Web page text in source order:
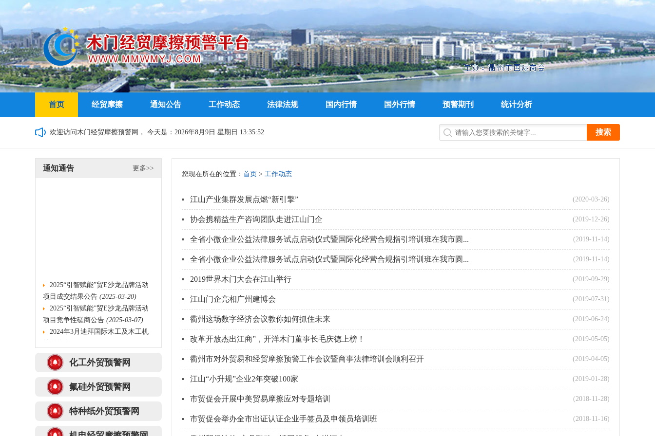
首页 经贸摩擦 通知公告 工作动态 法律法规 国内行情 国外行情 预警期刊 统计分析
欢迎访问木门经贸摩擦预警网， 今天是：2026年8月9日 星期日 13:35:52
更多>>
通知通告
2025“引智赋能”贸E沙龙品牌活动
项目成交结果公告
2025“引智赋能”贸E沙龙品牌活动
项目竞争性磋商公告
2024年3月迪拜国际木工及木工机
械展览会(DUBAI WOODSH...
2021年衢州市外贸产品海外推广采
14)
浙江衢州公信工程管理有限公司关
于2021年衢州市外贸产... (2021-12-
02)
关于组织开展浙江名品建材卫浴、
化工外贸预警网
氟硅外贸预警网
特种纸外贸预警网
您现在所在的位置： 首页 > 工作动态
江山产业集群发展点燃“新引擎” (2020-03-26)
协会携精益生产咨询团队走进江山门企 (2019-12-26)
全省小微企业公益法律服务试点启动仪式暨国际化经营合规指引培训班在我市圆... (2019-11-14)
全省小微企业公益法律服务试点启动仪式暨国际化经营合规指引培训班在我市圆... (2019-11-14)
2019世界木门大会在江山举行 (2019-09-29)
江山门企亮相广州建博会 (2019-07-31)
衢州这场数字经济会议教你如何抓住未来 (2019-06-24)
改革开放杰出江商”，开洋木门董事长毛庆德上榜！ (2019-05-05)
衢州市对外贸易和经贸摩擦预警工作会议暨商事法律培训会顺利召开 (2019-04-05)
江山“小升规”企业2年突破100家 (2019-01-28)
市贸促会开展中美贸易摩擦应对专题培训 (2018-11-28)
市贸促会举办全市出证认证企业手签员及申领员培训班 (2018-11-16)